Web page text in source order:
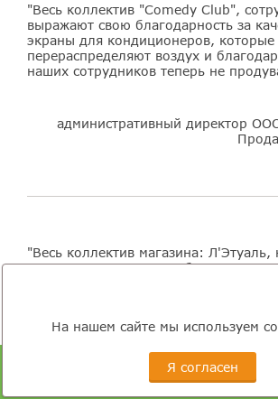
"Весь коллектив "Comedy Club",
выражают свою благодарность за
экраны для кондиционеров, которые
перераспределяют воздух и
наших сотрудников теперь не
административный директор
"Весь коллектив магазина: Л'Этуаль,
по адресу: Санкт-Петербург,
перераспределяет воздух по всему
сотрудников магазина и покупателей."
С уважением,
На нашем сайте мы используем
Я согласен